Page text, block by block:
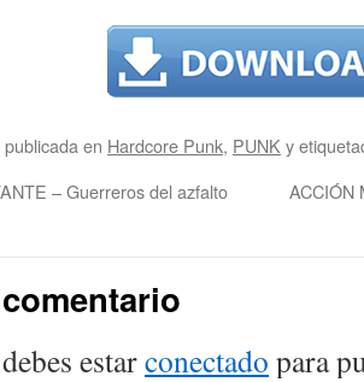
en Hardcore Punk, PUNK y
– Guerreros del azfalto
ACCIÓN
estarconectado para